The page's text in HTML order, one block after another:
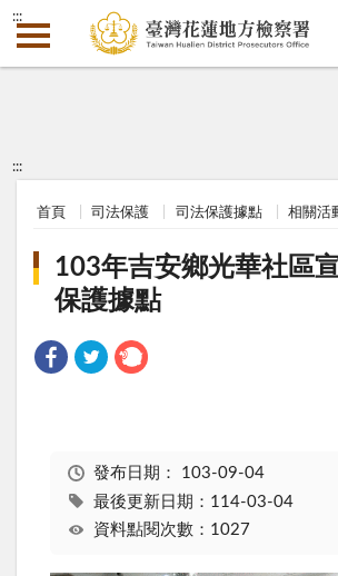
:::
:::
首頁 司法保護 司法保護據點 相關活
103年吉安鄉光華社區
保護據點
發布日期： 103-09-04
最後更新日期：114-03-04
資料點閱次數：1027